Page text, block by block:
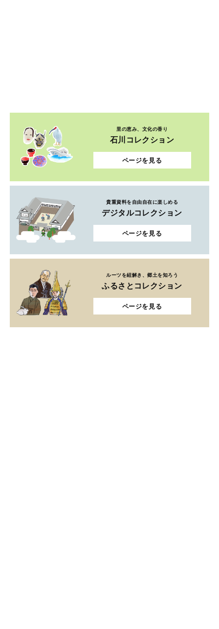
里の恵み、文化の香り
石川コレクション
ページを見る
貴重資料を自由自在に楽しめる
デジタルコレクション
ページを見る
ルーツを紐解き、郷土を知ろう
ふるさとコレクション
ページを見る